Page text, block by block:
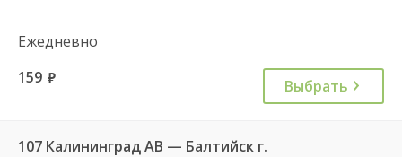
Ежедневно
159 руб. Выбрать
107 Калининград АВ — Балтийск г.